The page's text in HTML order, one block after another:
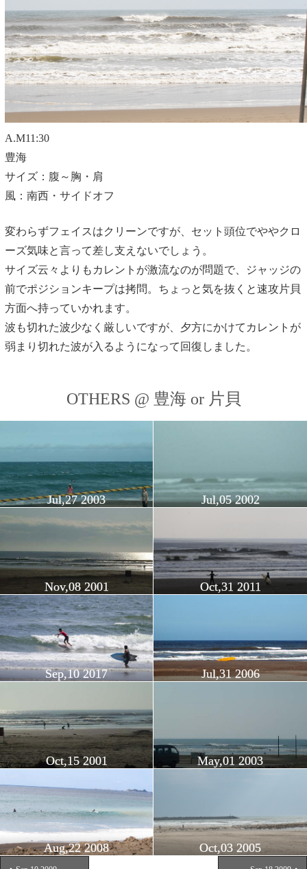
A.M11:30
豊海
サイズ：腹～胸・肩
風：南西・サイドオフ
変わらずフェイスはクリーンですが、セット頭位でややクロ
ーズ気味と言って差し支えないでしょう。
サイズ云々よりもカレントが激流なのが問題で、ジャッジの
前でポジションキープは拷問。ちょっと気を抜くと速攻片貝
方面へ持っていかれます。
波も切れた波少なく厳しいですが、夕方にかけてカレントが
弱まり切れた波が入るようになって回復しました。
OTHERS @ 豊海 or 片貝
Jul,27 2003 Jul,05 2002
Nov,08 2001 Oct,31 2011
Sep,10 2017 Jul,31 2006
Oct,15 2001 May,01 2003
Aug,22 2008 Oct,03 2005